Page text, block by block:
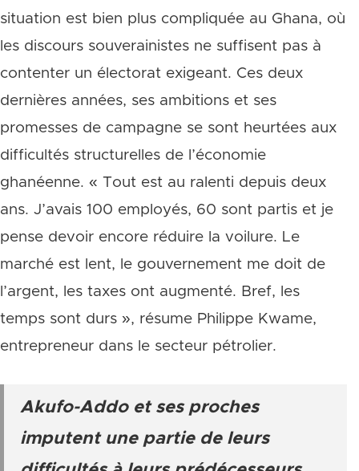
situation est bien plus compliquée au Ghana, où
les discours souverainistes ne suffisent pas à
contenter un électorat exigeant. Ces deux
dernières années, ses ambitions et ses
promesses de campagne se sont heurtées aux
difficultés structurelles de l’économie
ghanéenne. « Tout est au ralenti depuis deux
ans. J’avais 100 employés, 60 sont partis et je
pense devoir encore réduire la voilure. Le
marché est lent, le gouvernement me doit de
l’argent, les taxes ont augmenté. Bref, les
temps sont durs », résume Philippe Kwame,
entrepreneur dans le secteur pétrolier.
Akufo-Addo et ses proches
imputent une partie de leurs